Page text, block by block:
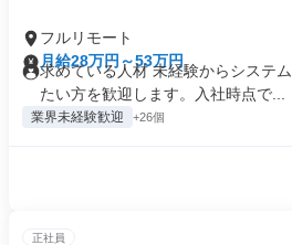
フルリモート
月給28万円～53万円
求めている人材 未経験からシステ
たい方を歓迎します。入社時点で...
業界未経験歓迎 +26個
正社員